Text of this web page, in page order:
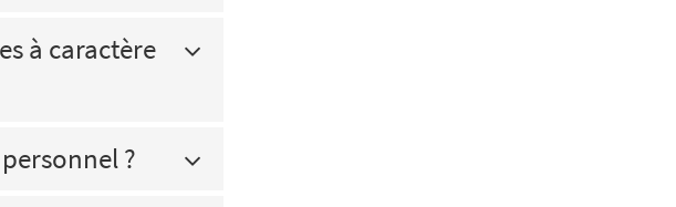
à caractère
?